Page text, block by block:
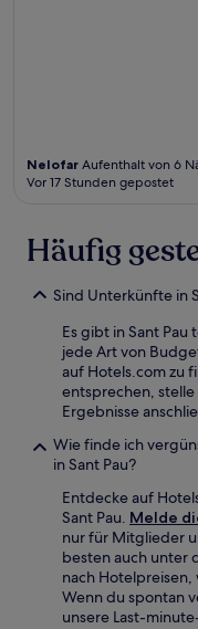
Nelofar Aufenthalt von 6
Vor 17 Stunden gepostet
Häufig
Sind Unterkünfte in
Es gibt in Sant
jede Art von
auf Hotels.com zu
entsprechen,
Ergebnisse
Wie finde ich
in Sant Pau?
Entdecke auf
Sant Pau. Melde
nur für Mitglieder
besten auch unter
nach
Wenn du spontan
unsere Last-